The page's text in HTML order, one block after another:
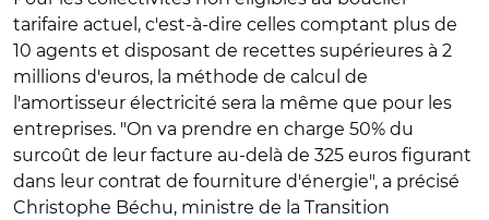
tarifaire actuel, c'est-à-dire celles comptant plus de
10 agents et disposant de recettes supérieures à 2
millions d'euros, la méthode de calcul de
l'amortisseur électricité sera la même que pour les
entreprises. "On va prendre en charge 50% du
surcoût de leur facture au-delà de 325 euros figurant
dans leur contrat de fourniture d'énergie", a précisé
Christophe Béchu, ministre de la Transition